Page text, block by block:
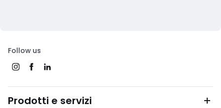
Follow us
Prodotti e servizi